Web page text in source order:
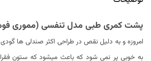
رنگ پارچه رویه
گارانتی 2 سال شرکتی
پشت کمری طبی مدل تنفسی (مموری
امروزه و به دلیل نقص در طراحی اکثر صندلی ها